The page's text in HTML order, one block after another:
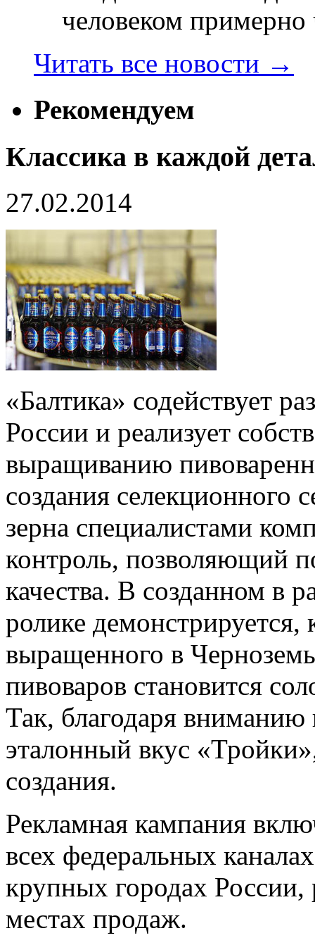
человеком примерно
Читать все новости →
Рекомендуем
Классика в каждой
27.02.2014
«Балтика» содействует
России и реализует
выращиванию
создания селекционного
зерна специалистами
контроль, позволяющий
качества. В созданном в
ролике демонстрируется,
выращенного в
пивоваров становится
Так, благодаря вниманию
эталонный вкус
создания.
Рекламная кампания
всех федеральных
крупных городах
местах продаж.